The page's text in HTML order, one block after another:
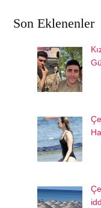
Son Eklenenler